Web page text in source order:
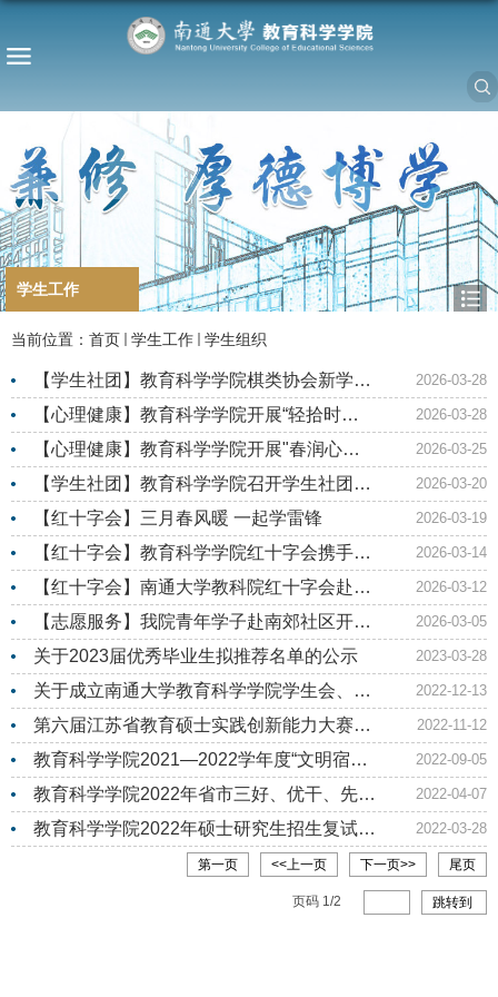
学生工作
当前位置： 首页 学生工作 学生组织
【学生社团】教育科学学院棋类协会新学期
锦标赛顺利举办
2026-03-28
【心理健康】教育科学学院开展“轻拾时光,
治愈心房”艺术疗愈活...
2026-03-28
【心理健康】教育科学学院开展"春润心田·
春润心海”主题摄影活动
2026-03-25
【学生社团】教育科学学院召开学生社团工
作座谈会
2026-03-20
【红十字会】三月春风暖 一起学雷锋 2026-03-19
【红十字会】教育科学学院红十字会携手李
园学生社区共植绿意
2026-03-14
【红十字会】南通大学教科院红十字会赴小
海街道朝阳社区开展妇女...
2026-03-12
【志愿服务】我院青年学子赴南郊社区开展
志愿服务活动
2026-03-05
关于2023届优秀毕业生拟推荐名单的公示 2023-03-28
关于成立南通大学教育科学学院学生会、研
究生会 临时团支部的决...
2022-12-13
第六届江苏省教育硕士实践创新能力大赛校
内选拔结果公布（学前小...
2022-11-12
教育科学学院2021—2022学年度“文明宿
舍”和“文明宿舍标兵”拟...
2022-09-05
教育科学学院2022年省市三好、优干、先进
集体拟推荐名单公示
2022-04-07
教育科学学院2022年硕士研究生招生复试录
取工作实施细则及一志愿...
2022-03-28
第一页 <<上一页 下一页>> 尾页
页码 1/2 跳转到